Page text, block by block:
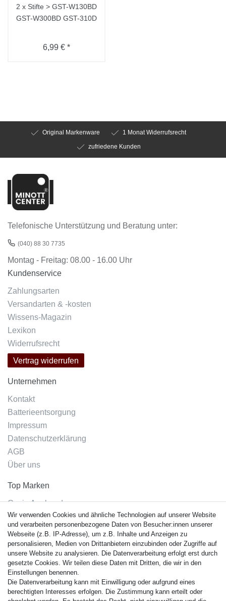
2 x Stifte > GST-W130BD
GST-W300BD GST-310D
6,99 € *
Original Markenware
1 Monat Widerrufsrecht
zufriedene Kunden
Telefonische Unterstützung und Beratung unter:
(040) 88 30 7735
Montag - Freitag: 08.00 - 16.00 Uhr
Kundenservice
Zahlungsarten
Versandarten & -kosten
Wissens-Magazin
Lexikon
Widerrufsrecht
Vertrag widerrufen
Unternehmen
Kontakt
Batterieentsorgung
Impressum
Datenschutzerklärung
AGB
Über uns
Top Marken
Casio Armband
Festina Armband
Citizen Armband
M. Lacroix Armband
J. Lemans Armband
Uhrenarmbänder - Alle
Sicherheit
Wir verwenden Cookies und ähnliche Technologien auf unserer Website
und verarbeiten personenbezogene Daten von Besucher:innen unserer
Webseite (z.B. IP-Adresse), um z.B. Inhalte und Anzeigen zu
personalisieren, Medien von Drittanbietern einzubinden oder Zugriffe auf
unsere Website zu analysieren. Die Datenverarbeitung erfolgt erst durch
gesetzte Cookies. Wir teilen diese Daten mit Dritten, die wir in den
Einstellungen benennen.
Die Datenverarbeitung kann mit Einwilligung oder aufgrund eines
berechtigten Interesses erfolgen. Die Zustimmung kann erteilt oder